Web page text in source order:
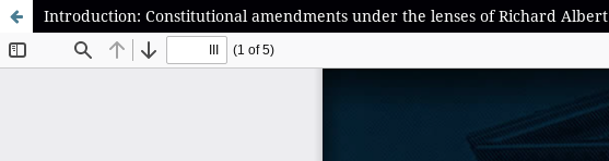
Introduction: Constitutional amendments under the lenses of Richard Albert